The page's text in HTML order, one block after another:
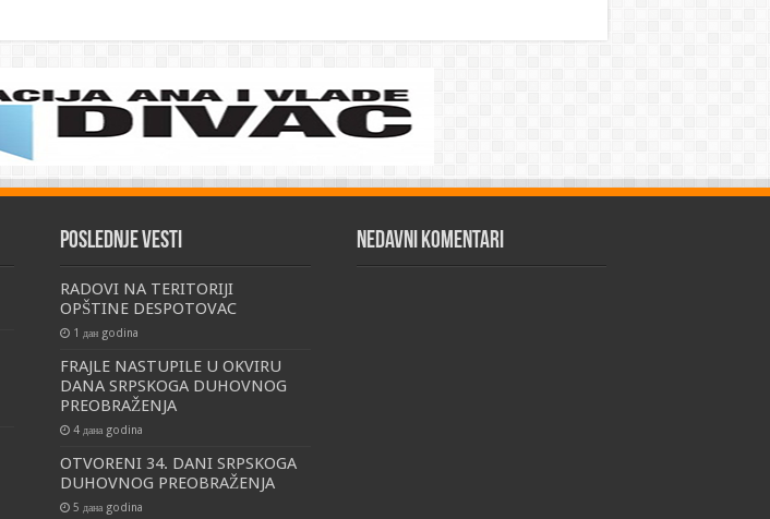
Poslednje vesti
RADOVI NA TERITORIJI
OPŠTINE DESPOTOVAC
1 дан godina
FRAJLE NASTUPILE U OKVIRU
DANA SRPSKOGA DUHOVNOG
PREOBRAŽENJA
4 дана godina
OTVORENI 34. DANI SRPSKOGA
DUHOVNOG PREOBRAŽENJA
5 дана godina
Nedavni komentari